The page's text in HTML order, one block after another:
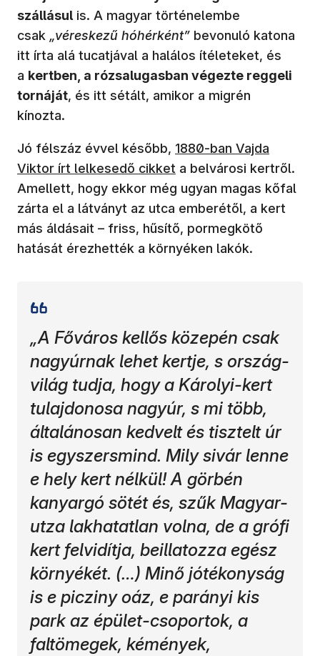
szállásul is. A magyar történelembe
csak „véreskezű hóhérként” bevonuló katona
itt írta alá tucatjával a halálos ítéleteket, és
a kertben, a rózsalugasban végezte reggeli
tornáját, és itt sétált, amikor a migrén
kínozta.
Jó félszáz évvel később, 1880-ban Vajda
Viktor írt lelkesedő cikket a belvárosi kertről.
Amellett, hogy ekkor még ugyan magas kőfal
zárta el a látványt az utca emberétől, a kert
más áldásait – friss, hűsítő, pormegkötő
hatását érezhették a környéken lakók.
„A Főváros kellős közepén csak
nagyúrnak lehet kertje, s ország-
világ tudja, hogy a Károlyi-kert
tulajdonosa nagyúr, s mi több,
általánosan kedvelt és tisztelt úr
is egyszersmind. Mily sivár lenne
e hely kert nélkül! A görbén
kanyargó sötét és, szűk Magyar-
utza lakhatatlan volna, de a grófi
kert felvidítja, beillatozza egész
környékét. (…) Minő jótékonyság
is e picziny oáz, e parányi kis
park az épület-csoportok, a
faltömegek, kémények,